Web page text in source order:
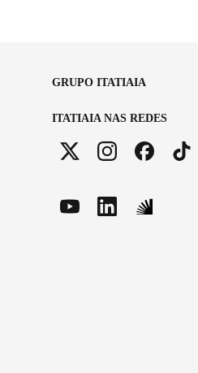
GRUPO ITATIAIA
ITATIAIA NAS REDES